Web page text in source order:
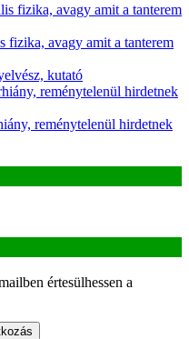
fizika, avagy amit a tanterem
avagy amit a tanterem
kutató
reménytelenül hirdetnek
reménytelenül hirdetnek
értesülhessen a